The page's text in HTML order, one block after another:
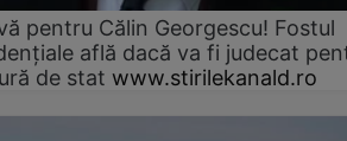
pentru Călin Georgescu! Fostul
află dacă va fi judecat
de stat www.stirilekanald.ro